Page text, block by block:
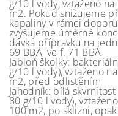
g/10 l vody, vztaženo
m2. Pokud snižujeme
kapaliny v rámci
zvyšujeme úměrně
dávka přípravku na
69 BBA, ve f. 71 BBA
Jabloň školky:
g/10 l vody), vztaženo
m2, před odlistěním
Jahodník: bílá
80 g/10 l vody),
100 m2, po sklizni,